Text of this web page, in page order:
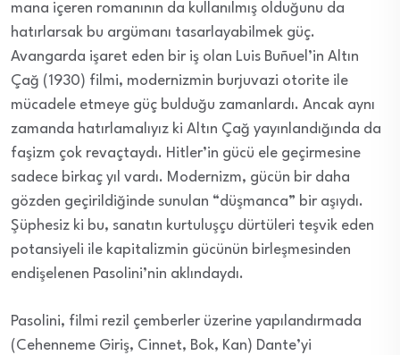
mana içeren romanının da kullanılmış olduğunu da
hatırlarsak bu argümanı tasarlayabilmek güç.
Avangarda işaret eden bir iş olan Luis Buñuel’in Altın
Çağ (1930) filmi, modernizmin burjuvazi otorite ile
mücadele etmeye güç bulduğu zamanlardı. Ancak aynı
zamanda hatırlamalıyız ki Altın Çağ yayınlandığında da
faşizm çok revaçtaydı. Hitler’in gücü ele geçirmesine
sadece birkaç yıl vardı. Modernizm, gücün bir daha
gözden geçirildiğinde sunulan “düşmanca” bir aşıydı.
Şüphesiz ki bu, sanatın kurtuluşçu dürtüleri teşvik eden
potansiyeli ile kapitalizmin gücünün birleşmesinden
endişelenen Pasolini’nin aklındaydı.
Pasolini, filmi rezil çemberler üzerine yapılandırmada
(Cehenneme Giriş, Cinnet, Bok, Kan) Dante’yi